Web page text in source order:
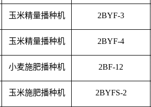
玉米精量播种机 2BYF-3
玉米精量播种机 2BYF-4
小麦施肥播种机 2BF-12
玉米施肥播种机 2BYFS-2